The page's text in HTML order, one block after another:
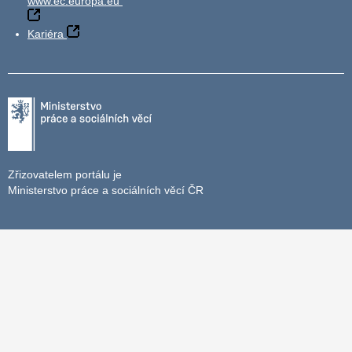
Kariéra
Zřizovatelem portálu je
Ministerstvo práce a sociálních věcí ČR